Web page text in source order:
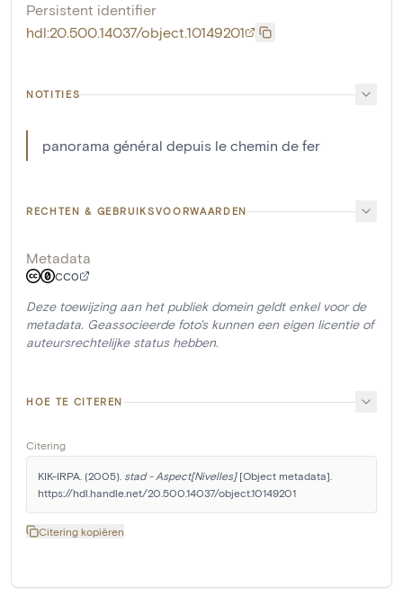
Persistent identifier
hdl:20.500.14037/object.10149201
NOTITIES
panorama général depuis le chemin de fer
RECHTEN & GEBRUIKSVOORWAARDEN
Metadata
CC0
Deze toewijzing aan het publiek domein geldt enkel voor de
metadata. Geassocieerde foto's kunnen een eigen licentie of
auteursrechtelijke status hebben.
HOE TE CITEREN
Citering
KIK-IRPA. (2005). stad - Aspect[Nivelles] [Object metadata].
https://hdl.handle.net/20.500.14037/object.10149201
Citering kopiëren